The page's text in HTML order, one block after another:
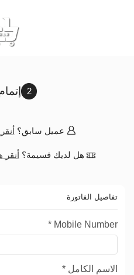
عميل سابق؟
هل لديك قسيمة؟
تفاصيل الفاتورة
Mobile Number
*
الاسم الكامل *